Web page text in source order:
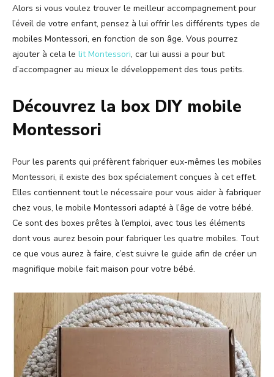
Alors si vous voulez trouver le meilleur accompagnement pour
l’éveil de votre enfant, pensez à lui offrir les différents types de
mobiles Montessori, en fonction de son âge. Vous pourrez
ajouter à cela le lit Montessori, car lui aussi a pour but
d’accompagner au mieux le développement des tous petits.
Découvrez la box DIY mobile
Montessori
Pour les parents qui préfèrent fabriquer eux-mêmes les mobiles
Montessori, il existe des box spécialement conçues à cet effet.
Elles contiennent tout le nécessaire pour vous aider à fabriquer
chez vous, le mobile Montessori adapté à l’âge de votre bébé.
Ce sont des boxes prêtes à l’emploi, avec tous les éléments
dont vous aurez besoin pour fabriquer les quatre mobiles. Tout
ce que vous aurez à faire, c’est suivre le guide afin de créer un
magnifique mobile fait maison pour votre bébé.